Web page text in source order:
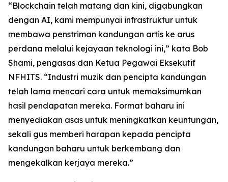
“Blockchain telah matang dan kini, digabungkan
dengan AI, kami mempunyai infrastruktur untuk
membawa penstriman kandungan artis ke arus
perdana melalui kejayaan teknologi ini,” kata Bob
Shami, pengasas dan Ketua Pegawai Eksekutif
NFHITS. “Industri muzik dan pencipta kandungan
telah lama mencari cara untuk memaksimumkan
hasil pendapatan mereka. Format baharu ini
menyediakan asas untuk meningkatkan keuntungan,
sekali gus memberi harapan kepada pencipta
kandungan baharu untuk berkembang dan
mengekalkan kerjaya mereka.”